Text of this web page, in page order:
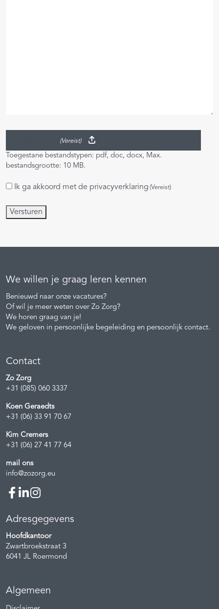
(Vereist)
Toegestane bestandstypen: pdf, doc, docx, Max.
bestandsgrootte: 10 MB.
Instemming
Ik ga akkoord met de privacyverklaring (Vereist)
Versturen
We willen je graag leren kennen
Benieuwd naar onze vacatures?
Of wil je meer weten over Zo Zorg?
We horen graag van je!
We geloven in persoonlijke begeleiding en persoonlijk contact.
Contact
Zo Zorg
+31 (085) 060 3337
Koen Geraedts
+31 (06) 33 91 70 67
Kim Cremers
+31 (06) 27 41 77 64
mail ons
info@zozorg.eu
Adresgegevens
Hoofdkantoor
Zwartbroekstraat 3
6041 JL Roermond
Algemeen